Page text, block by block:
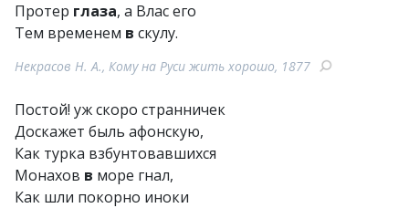
Протер глаза, а Влас его
Тем временем в скулу.
Некрасов Н. А., Кому на Руси жить хорошо, 1877
Постой! уж скоро странничек
Доскажет быль афонскую,
Как турка взбунтовавшихся
Монахов в море гнал,
Как шли покорно иноки